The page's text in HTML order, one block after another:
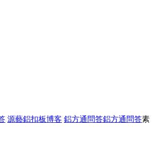
源藝鋁扣板博客 鋁方通問答鋁方通問答素